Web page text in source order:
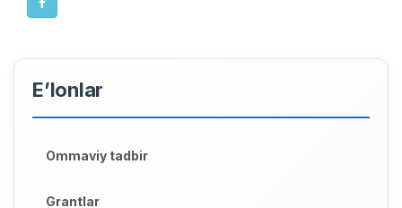
E’lonlar
Ommaviy tadbir
Grantlar